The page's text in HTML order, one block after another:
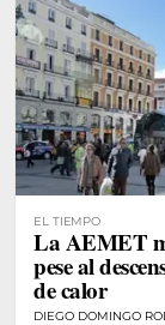
EL TIEMPO
La AEMET
pese al
de calor
DIEGO DOMINGO